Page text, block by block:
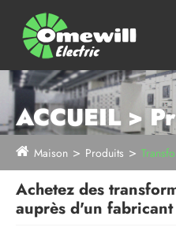
ACCUEIL >
Maison Produits
Achetez des
auprès d'un